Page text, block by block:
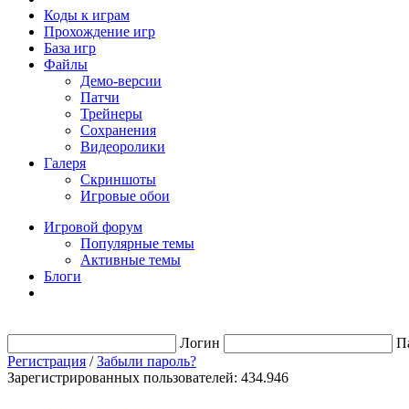
Коды к играм
Прохождение игр
База игр
Файлы
Демо-версии
Патчи
Трейнеры
Сохранения
Видеоролики
Галеря
Скриншоты
Игровые обои
Игровой форум
Популярные темы
Активные темы
Блоги
Логин
Регистрация /Забыли пароль?
Зарегистрированных пользователей: 434.946